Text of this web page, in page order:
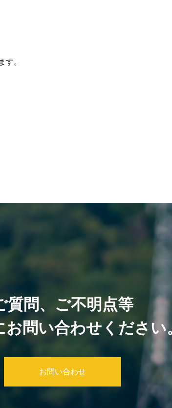
す。
質問、ご不明点等
お問い合わせください
お問い合わせ